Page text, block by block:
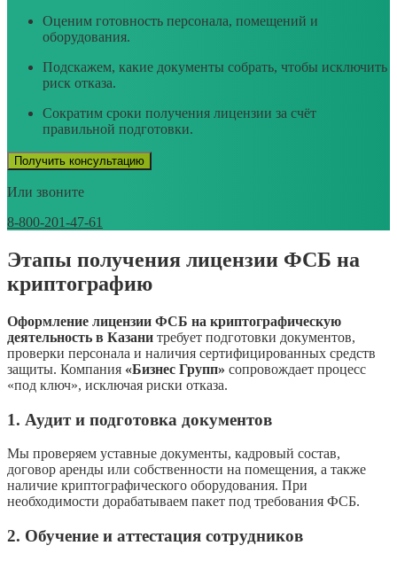
Оценим готовность персонала, помещений и
оборудования.
Подскажем, какие документы собрать, чтобы исключить
риск отказа.
Сократим сроки получения лицензии за счёт
правильной подготовки.
Получить консультацию
Или звоните
8-800-201-47-61
Этапы получения лицензии ФСБ на
криптографию
Оформление лицензии ФСБ на криптографическую
деятельность в Казани требует подготовки документов,
проверки персонала и наличия сертифицированных средств
защиты. Компания «Бизнес Групп» сопровождает процесс
«под ключ», исключая риски отказа.
1. Аудит и подготовка документов
Мы проверяем уставные документы, кадровый состав,
договор аренды или собственности на помещения, а также
наличие криптографического оборудования. При
необходимости дорабатываем пакет под требования ФСБ.
2. Обучение и аттестация сотрудников